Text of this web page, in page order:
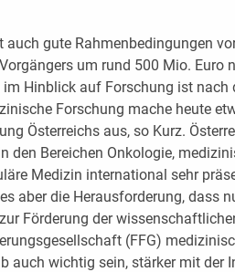
auch gute Rahmenbedingungen
um rund 500 Mio. Euro
Hinblick auf Forschung ist nach
Forschung mache heute
Österreichs aus, so Kurz.
den Bereichen Onkologie,
Medizin international sehr
aber die Herausforderung, dass
Förderung der
(FFG)
auch wichtig sein, stärker mit der